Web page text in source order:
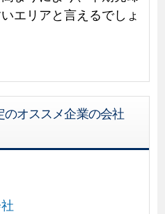
エリアと言えるでしょ
オススメ企業の会社